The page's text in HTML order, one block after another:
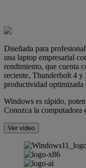
Diseñada para
una laptop empresarial
rendimiento, que cuenta
reciente, Thunderbolt 4
productividad optimizada
Windows es rápido,
Conozca la computadora
Ver video